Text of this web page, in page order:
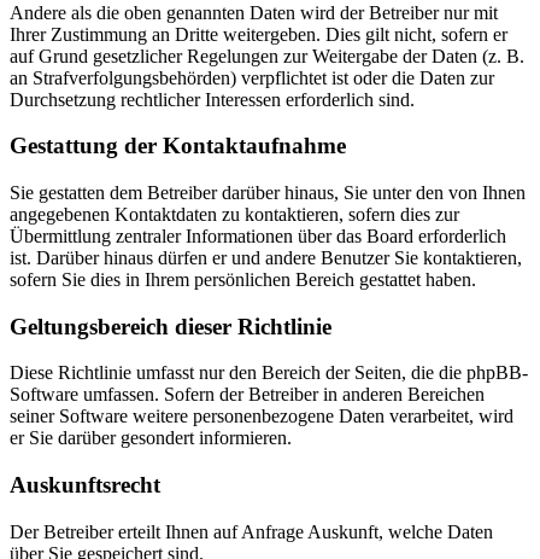
Andere als die oben genannten Daten wird der Betreiber nur mit
Ihrer Zustimmung an Dritte weitergeben. Dies gilt nicht, sofern er
auf Grund gesetzlicher Regelungen zur Weitergabe der Daten (z. B.
an Strafverfolgungsbehörden) verpflichtet ist oder die Daten zur
Durchsetzung rechtlicher Interessen erforderlich sind.
Gestattung der Kontaktaufnahme
Sie gestatten dem Betreiber darüber hinaus, Sie unter den von Ihnen
angegebenen Kontaktdaten zu kontaktieren, sofern dies zur
Übermittlung zentraler Informationen über das Board erforderlich
ist. Darüber hinaus dürfen er und andere Benutzer Sie kontaktieren,
sofern Sie dies in Ihrem persönlichen Bereich gestattet haben.
Geltungsbereich dieser Richtlinie
Diese Richtlinie umfasst nur den Bereich der Seiten, die die phpBB-
Software umfassen. Sofern der Betreiber in anderen Bereichen
seiner Software weitere personenbezogene Daten verarbeitet, wird
er Sie darüber gesondert informieren.
Auskunftsrecht
Der Betreiber erteilt Ihnen auf Anfrage Auskunft, welche Daten
über Sie gespeichert sind.